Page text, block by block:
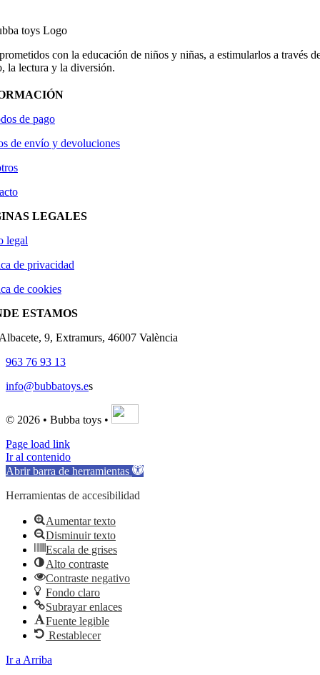
con la educación de niños y niñas, a estimularlos a través
la lectura y la diversión.
de pago
de envío y devoluciones
LEGALES
legal
de privacidad
de cookies
ESTAMOS
9, Extramurs, 46007 València
963 76 93 13
info@bubbatoys.es
© 2026 • Bubba toys •
Page load link
Ir al contenido
Abrir barra de herramientas
Herramientas de accesibilidad
Aumentar texto
Disminuir texto
Escala de grises
Alto contraste
Contraste negativo
Fondo claro
Subrayar enlaces
Fuente legible
Restablecer
Ir a Arriba